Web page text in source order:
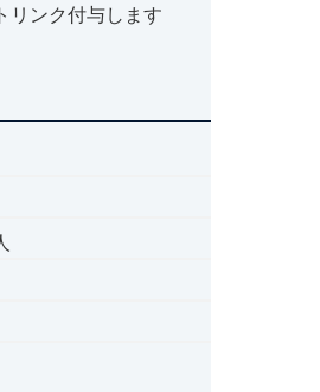
リンク付与します